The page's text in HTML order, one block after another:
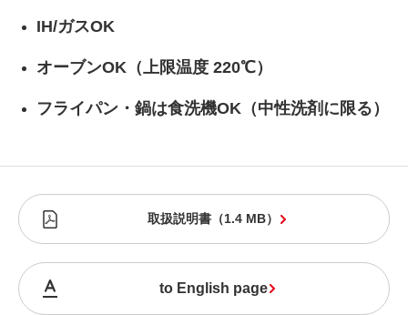
IH/ガスOK
オーブンOK（上限温度 220℃）
フライパン・鍋は食洗機OK（中性洗剤に限る）
取扱説明書 （1.4 MB）
to English page